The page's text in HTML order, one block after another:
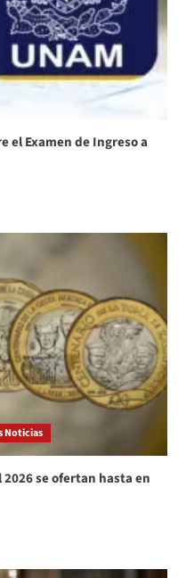
el Examen de Ingreso a
Noticias
se ofertan hasta en